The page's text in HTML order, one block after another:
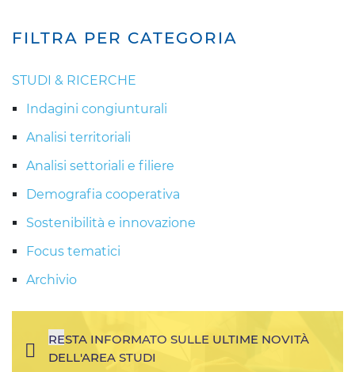
FILTRA PER CATEGORIA
STUDI & RICERCHE
Indagini congiunturali
Analisi territoriali
Analisi settoriali e filiere
Demografia cooperativa
Sostenibilità e innovazione
Focus tematici
Archivio
RESTA INFORMATO SULLE ULTIME NOVITÀ
DELL'AREA STUDI